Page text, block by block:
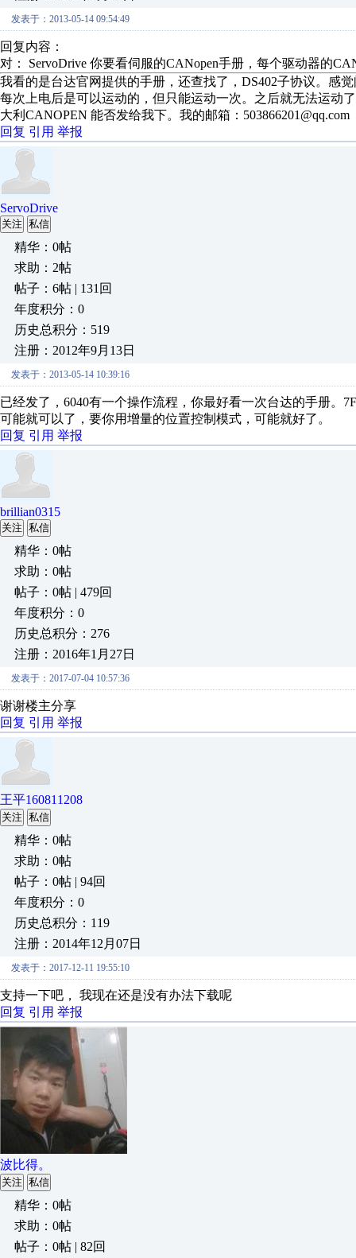
发表于：2013-05-14 09:54:49
回复内容：
对： ServoDrive 你要看伺服的CANopen手册，每个驱动器的
我看的是台达官网提供的手册，还查找了，DS402子协议。感
每次上电后是可以运动的，但只能运动一次。之后就无法运动
大利CANOPEN 能否发给我下。我的邮箱：503866201@qq.com
回复 引用 举报
ServoDrive
关注 私信
精华：0帖
求助：2帖
帖子：6帖 | 131回
年度积分：0
历史总积分：519
注册：2012年9月13日
发表于：2013-05-14 10:39:16
已经发了，6040有一个操作流程，你最好看一次台达的手册。
可能就可以了，要你用增量的位置控制模式，可能就好了。
回复 引用 举报
brillian0315
关注 私信
精华：0帖
求助：0帖
帖子：0帖 | 479回
年度积分：0
历史总积分：276
注册：2016年1月27日
发表于：2017-07-04 10:57:36
谢谢楼主分享
回复 引用 举报
王平160811208
关注 私信
精华：0帖
求助：0帖
帖子：0帖 | 94回
年度积分：0
历史总积分：119
注册：2014年12月07日
发表于：2017-12-11 19:55:10
支持一下吧， 我现在还是没有办法下载呢
回复 引用 举报
波比得。
关注 私信
精华：0帖
求助：0帖
帖子：0帖 | 82回